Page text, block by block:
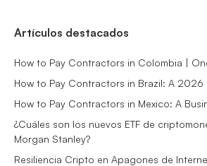
Artículos destacados
How to Pay Contractors in Colombia |
How to Pay Contractors in Brazil: A 2026
How to Pay Contractors in Mexico: A
¿Cuáles son los nuevos ETF de
Morgan Stanley?
Resiliencia Cripto en Apagones de